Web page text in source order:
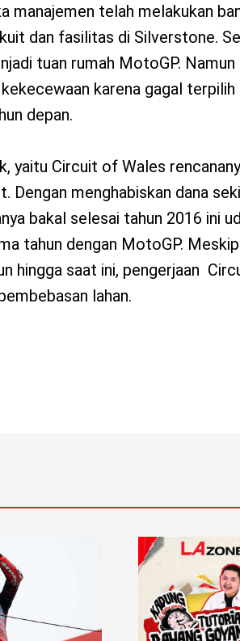
manajemen telah melakukan
dan fasilitas di Silverstone.
tuan rumah MotoGP. Namun
karena gagal terpilih
depan.
yaitu Circuit of Wales
Dengan menghabiskan dana
bakal selesai tahun 2016 ini
tahun dengan MotoGP.
hingga saat ini, pengerjaan
lahan.